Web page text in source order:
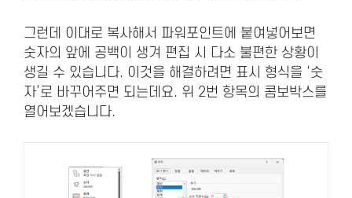
그런데 이대로 복사해서 파워포인트에 붙여넣어보면
숫자의 앞에 공백이 생겨 편집 시 다소 불편한 상황이
생길 수 있습니다. 이것을 해결하려면 표시 형식을 ‘숫
자’로 바꾸어주면 되는데요. 위 2번 항목의 콤보박스를
열어보겠습니다.